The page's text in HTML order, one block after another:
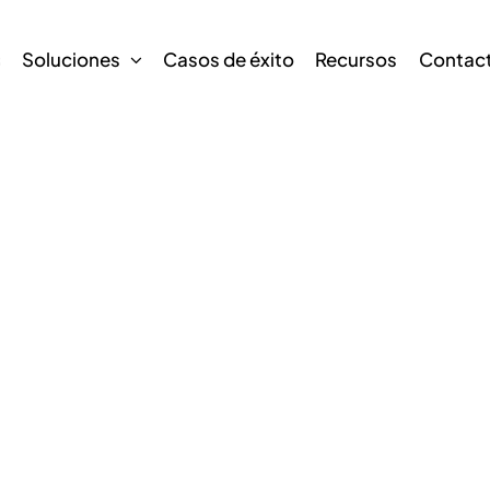
Soluciones Casos de éxito Recursos